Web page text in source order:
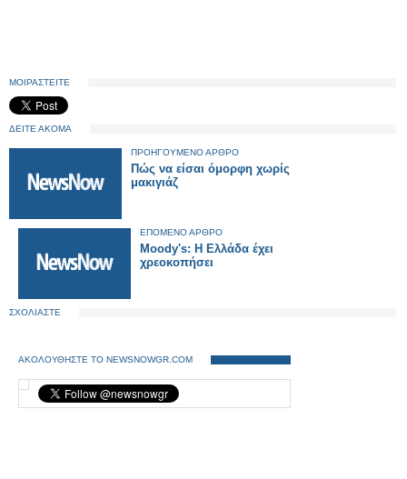
ΜΟΙΡΑΣΤΕΙΤΕ
ΔΕΙΤΕ ΑΚΟΜΑ
ΠΡΟΗΓΟΥΜΕΝΟ ΑΡΘΡΟ
Πώς να είσαι όμορφη χωρίς
μακιγιάζ
ΕΠΟΜΕΝΟ ΑΡΘΡΟ
Moody's: Η Ελλάδα έχει
χρεοκοπήσει
ΣΧΟΛΙΑΣΤΕ
ΑΚΟΛΟΥΘΗΣΤΕ ΤΟ NEWSNOWGR.COM